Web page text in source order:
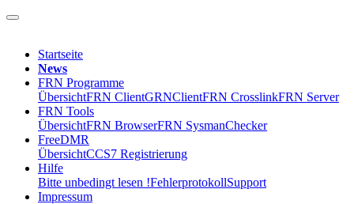
Startseite
News
FRN Programme
ÜbersichtFRN ClientGRNClientFRN CrosslinkFRN Server
FRN Tools
ÜbersichtFRN BrowserFRN SysmanChecker
FreeDMR
ÜbersichtCCS7 Registrierung
Hilfe
Bitte unbedingt lesen !FehlerprotokollSupport
Impressum